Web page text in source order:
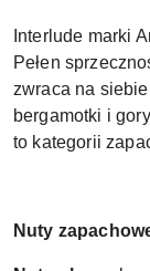
Interlude marki
Pełen
zwraca na
bergamotki i
to kategorii
Nuty